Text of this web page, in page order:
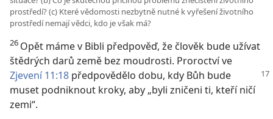
prostředí? (c) Které vědomosti nezbytně nutné k vyřešení životního
prostředí nemají vědci, kdo je však má?
26 Opět máme v Bibli předpověď, že člověk bude užívat
štědrých darů země bez moudrosti. Proroctví ve
Zjevení 11:18 předpovědělo dobu, kdy Bůh bude
muset podniknout kroky, aby „byli zničeni ti, kteří ničí
zemi“.